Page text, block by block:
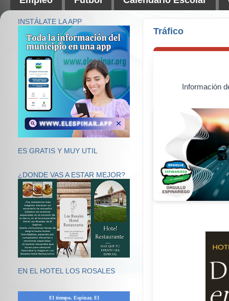
Tráfico
Información
INSTÁLATE LA APP
ES GRATIS Y MUY UTIL
¿DONDE VAS A ESTAR MEJOR?
EN EL HOTEL LOS ROSALES